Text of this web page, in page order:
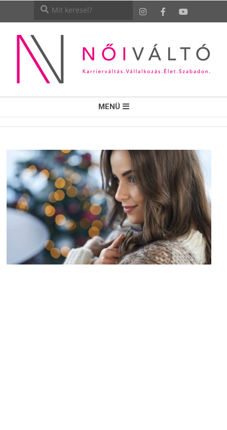
NŐI
VÁLTÓ
MENÜ